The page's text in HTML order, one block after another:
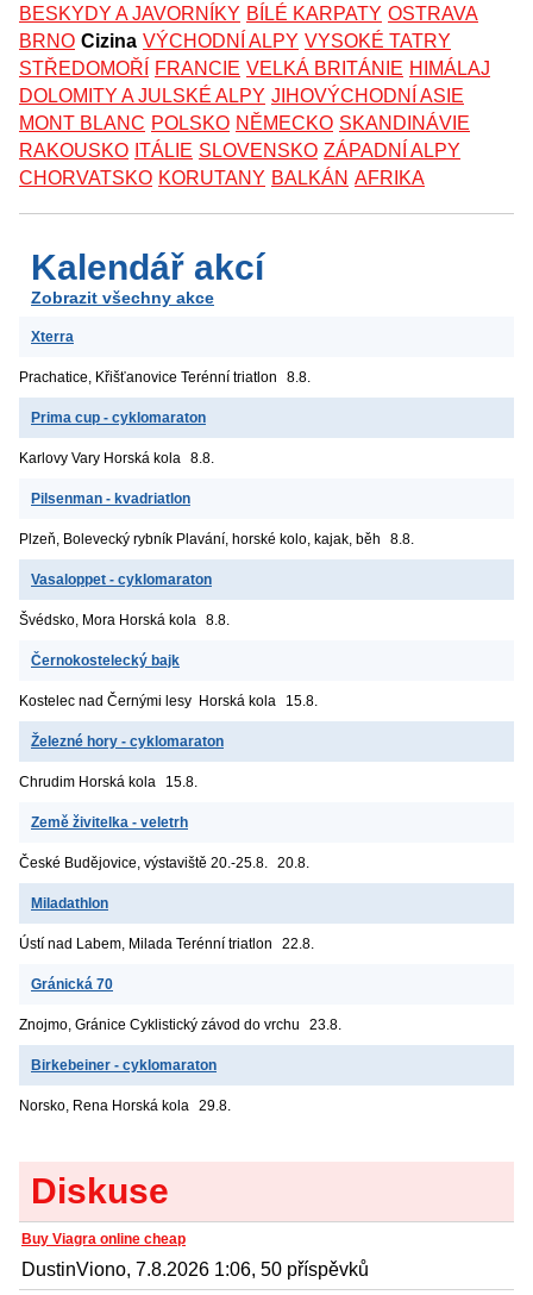
BESKYDY A JAVORNÍKY BÍLÉ KARPATY OSTRAVA
BRNO Cizina VÝCHODNÍ ALPY VYSOKÉ TATRY
STŘEDOMOŘÍ
FRANCIE VELKÁ BRITÁNIE HIMÁLAJ
DOLOMITY A JULSKÉ ALPY JIHOVÝCHODNÍ ASIE
MONT BLANC POLSKO NĚMECKO SKANDINÁVIE
RAKOUSKO ITÁLIE SLOVENSKO ZÁPADNÍ ALPY
CHORVATSKO KORUTANY BALKÁN AFRIKA
Kalendář akcí
Zobrazit všechny akce
Xterra
Prachatice, Křišťanovice Terénní triatlon 8.8.
Prima cup - cyklomaraton
Karlovy Vary Horská kola 8.8.
Pilsenman - kvadriatlon
Plzeň, Bolevecký rybník Plavání, horské kolo, kajak, běh 8.8.
Vasaloppet - cyklomaraton
Švédsko, Mora Horská kola 8.8.
Černokostelecký bajk
Kostelec nad Černými lesy Horská kola 15.8.
Železné hory - cyklomaraton
Chrudim Horská kola 15.8.
Země živitelka - veletrh
České Budějovice, výstaviště 20.-25.8. 20.8.
Miladathlon
Ústí nad Labem, Milada Terénní triatlon 22.8.
Gránická 70
Znojmo, Gránice Cyklistický závod do vrchu 23.8.
Birkebeiner - cyklomaraton
Norsko, Rena Horská kola 29.8.
Diskuse
Buy Viagra online cheap
DustinViono, 7.8.2026 1:06, 50 příspěvků